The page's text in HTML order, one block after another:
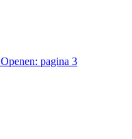
Openen: pagina 3